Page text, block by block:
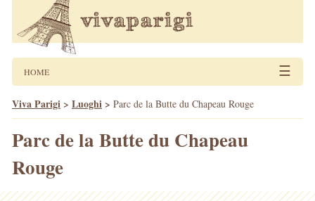
HOME ☰
Viva Parigi > Luoghi > Parc de la Butte du Chapeau Rouge
Parc de la Butte du Chapeau
Rouge